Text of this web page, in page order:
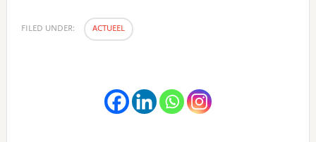
FILED UNDER: ACTUEEL